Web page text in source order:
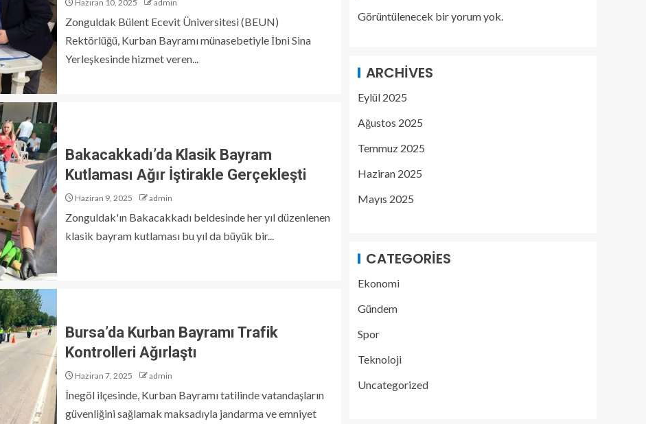
Haziran 10, 2025 admin
Zonguldak Bülent Ecevit Üniversitesi (BEUN)
Rektörlüğü, Kurban Bayramı münasebetiyle İbni Sina
Yerleşkesinde hizmet veren...
Bakacakkadı’da Klasik Bayram
Kutlaması Ağır İştirakle Gerçekleşti
Haziran 9, 2025 admin
Zonguldak'ın Bakacakkadı beldesinde her yıl düzenlenen
klasik bayram kutlaması bu yıl da büyük bir...
Bursa’da Kurban Bayramı Trafik
Kontrolleri Ağırlaştı
Haziran 7, 2025 admin
İnegöl ilçesinde, Kurban Bayramı tatilinde vatandaşların
güvenliğini sağlamak maksadıyla jandarma ve emniyet
Görüntülenecek bir yorum yok.
ARCHIVES
Eylül 2025
Ağustos 2025
Temmuz 2025
Haziran 2025
Mayıs 2025
CATEGORIES
Ekonomi
Gündem
Spor
Teknoloji
Uncategorized